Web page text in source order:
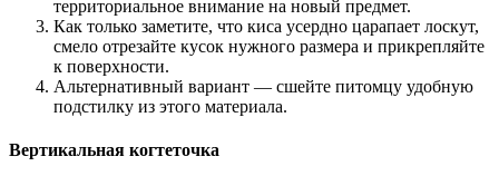
территориальное внимание на новый предмет.
Как только заметите, что киса усердно царапает лоскут,
смело отрезайте кусок нужного размера и прикрепляйте
к поверхности.
Альтернативный вариант — сшейте питомцу удобную
подстилку из этого материала.
Вертикальная когтеточка